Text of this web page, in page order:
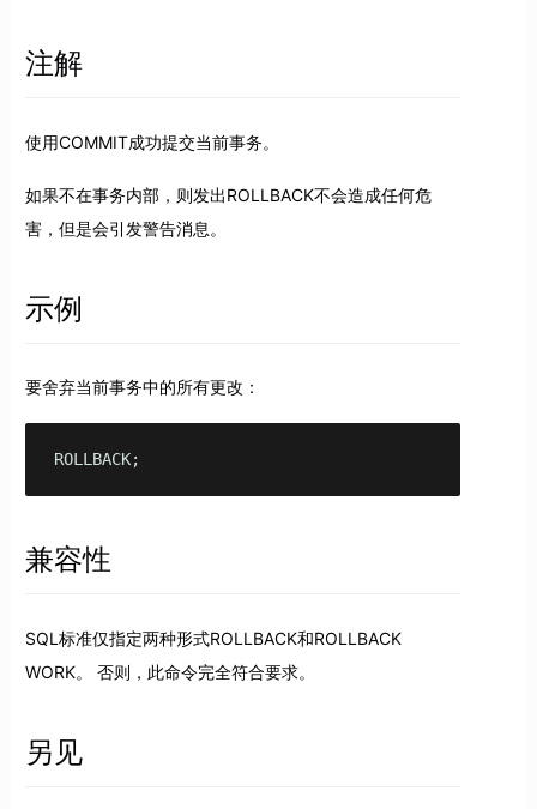
注解
使用COMMIT成功提交当前事务。
如果不在事务内部，则发出ROLLBACK不会造成任何危
害，但是会引发警告消息。
示例
要舍弃当前事务中的所有更改：
ROLLBACK;
兼容性
SQL标准仅指定两种形式ROLLBACK和ROLLBACK
WORK。 否则，此命令完全符合要求。
另见